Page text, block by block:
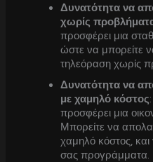
Δυνατότητα να
χωρίς
προσφέρει μια
ώστε να μπορείτε
τηλεόραση χωρίς
Δυνατότητα να
με χαμηλό κόστος
προσφέρει μια
Μπορείτε να
χαμηλό κόστος,
σας προγράμματα.